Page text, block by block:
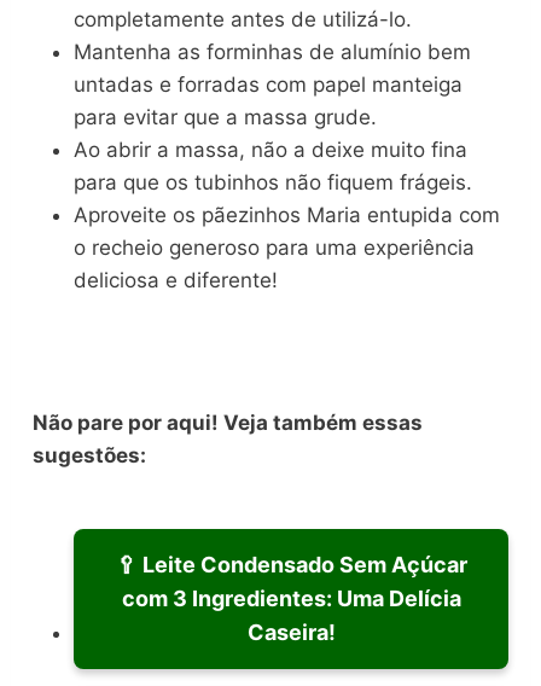
completamente antes de utilizá-lo.
Mantenha as forminhas de alumínio bem
untadas e forradas com papel manteiga
para evitar que a massa grude.
Ao abrir a massa, não a deixe muito fina
para que os tubinhos não fiquem frágeis.
Aproveite os pãezinhos Maria entupida com
o recheio generoso para uma experiência
deliciosa e diferente!
Não pare por aqui! Veja também essas
sugestões:
🥄 Leite Condensado Sem Açúcar
com 3 Ingredientes: Uma Delícia
Caseira!